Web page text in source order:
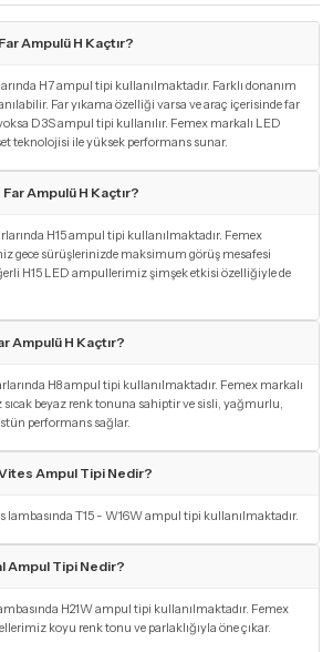
Ampulü H Kaçtır?
H7 ampul tipi kullanılmaktadır. Farklı donanım
Far yıkama özelliği varsa ve araç içerisinde far
D3S ampul tipi kullanılır. Femex markalı LED
teknolojisi ile yüksek performans sunar.
Far Ampulü H Kaçtır?
H15 ampul tipi kullanılmaktadır. Femex
gece sürüşlerinizde maksimum görüş mesafesi
H15 LED ampullerimiz şimşek etkisi özelliğiyle de
Ampulü H Kaçtır?
H8 ampul tipi kullanılmaktadır. Femex markalı
beyaz renk tonuna sahiptir ve sisli, yağmurlu,
performans sağlar.
Vites Ampul Tipi Nedir?
lambasında T15 - W16W ampul tipi kullanılmaktadır.
Ampul Tipi Nedir?
H21W ampul tipi kullanılmaktadır. Femex
koyu renk tonu ve parlaklığıyla öne çıkar.